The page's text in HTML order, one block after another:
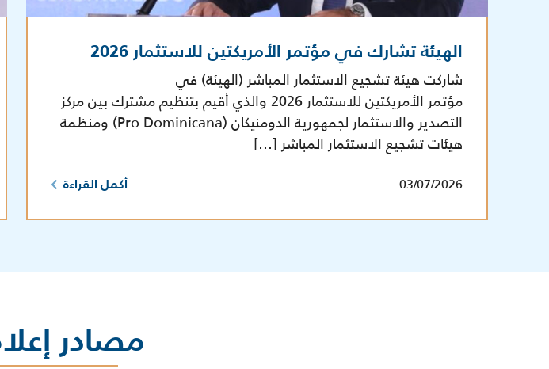
الهيئة تشارك في مؤتمر الأمريكتين للاستثمار 2026
شاركت هيئة تشجيع الاستثمار المباشر (الهيئة) في
مؤتمر الأمريكتين للاستثمار 2026 والذي أقيم بتنظيم مشترك بين مركز
التصدير والاستثمار لجمهورية الدومنيكان (Pro Dominicana) ومنظمة
هيئات تشجيع الاستثمار المباشر […]
03/07/2026 أكمل القراءة
مصادر